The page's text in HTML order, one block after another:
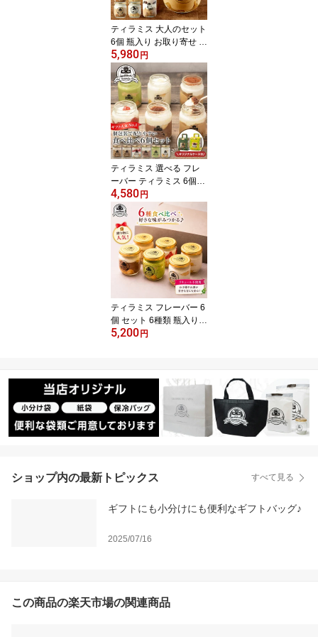
ティラミス 大人のセット
6個 瓶入り お取り寄せ ス
イーツ ラム酒 モンブラ
ン ママヒーロー 各2個 6
個セット お返し 誕生日
記念日 御礼 御祝 内祝 ギ
フト プレゼント お取り
寄せスイーツ
5,980円
ティラミス 選べる フレ
ーバー ティラミス 6個セ
ット 食べ比べ いちご チ
ョコ レモン 抹茶 ママス
ター ティラミスヒーロー
瓶入り お返し 誕生日 記
念日 御礼 御祝 内祝 ギフ
ト プレゼント お取り寄
せ ティラミススター
4,580円
ティラミス フレーバー 6
個 セット 6種類 瓶入り
食べ比べ 抹茶 いちご チ
日 御礼 御祝 内祝 ギフト
プレゼント 洋菓子 お取
り寄せスイーツ
5,200円
ショップ内の最新トピックス すべて見る
ギフトにも小分けにも便利なギフトバッグ♪
2025/07/16
この商品の楽天市場の関連商品